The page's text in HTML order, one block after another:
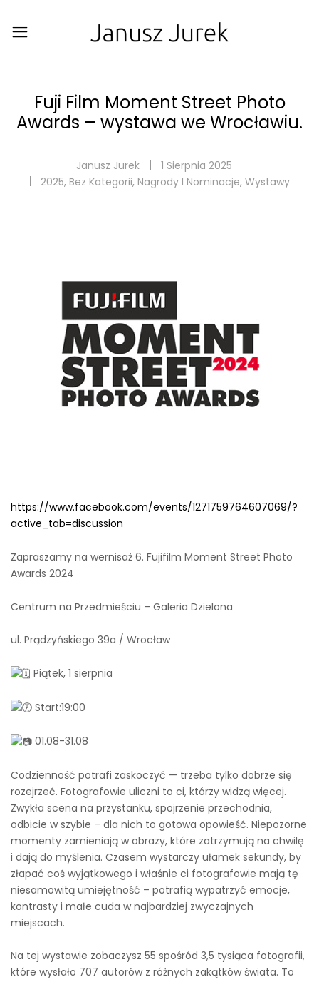
Fuji Film Moment Street Photo
Awards – wystawa we Wrocławiu.
Janusz Jurek
1 Sierpnia 2025
2025, Bez Kategorii, Nagrody I Nominacje, Wystawy
https://www.facebook.com/events/1271759764607069/?
active_tab=discussion
Zapraszamy na wernisaż 6. Fujifilm Moment Street Photo
Awards 2024
Centrum na Przedmieściu – Galeria Dzielona
ul. Prądzyńskiego 39a / Wrocław
Piątek, 1 sierpnia
Start:19:00
01.08-31.08
Codzienność potrafi zaskoczyć — trzeba tylko dobrze się
rozejrzeć. Fotografowie uliczni to ci, którzy widzą więcej.
Zwykła scena na przystanku, spojrzenie przechodnia,
odbicie w szybie – dla nich to gotowa opowieść. Niepozorne
momenty zamieniają w obrazy, które zatrzymują na chwilę
i dają do myślenia. Czasem wystarczy ułamek sekundy, by
złapać coś wyjątkowego i właśnie ci fotografowie mają tę
niesamowitą umiejętność – potrafią wypatrzyć emocje,
kontrasty i małe cuda w najbardziej zwyczajnych
miejscach.
Na tej wystawie zobaczysz 55 spośród 3,5 tysiąca fotografii,
które wysłało 707 autorów z różnych zakątków świata. To